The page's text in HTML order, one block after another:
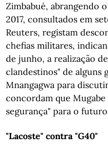
Zimbabué, abrangendo
2017, consultados em
Reuters, registam
chefias militares,
de junho, a realização
clandestinos" de alguns
Mnangagwa para
concordam que
segurança" para o
"Lacoste" contra "G40"